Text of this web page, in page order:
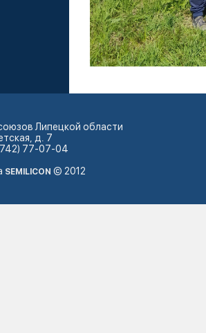
Липецкой области
д. 7
77-07-04
SEMILICON © 2012